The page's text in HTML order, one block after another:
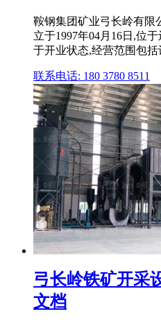
鞍钢集团矿业弓长岭有限
立于1997年04月16日,位
于开业状态,经营范围包
联系电话: 180 3780 8511
弓长岭铁矿开采
文档